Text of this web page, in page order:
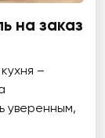
на заказ
–
уверенным,